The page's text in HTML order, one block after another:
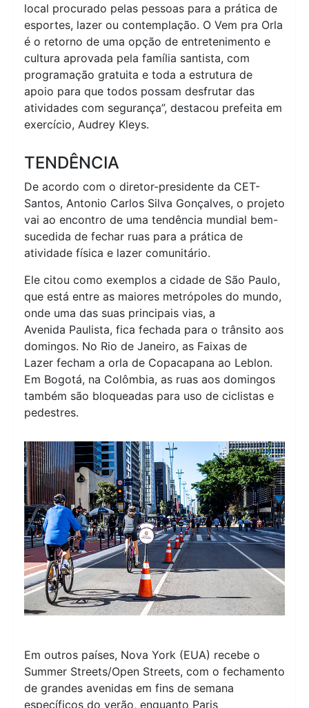
local procurado pelas pessoas para a prática de
esportes, lazer ou contemplação. O Vem pra Orla
é o retorno de uma opção de entretenimento e
cultura aprovada pela família santista, com
programação gratuita e toda a estrutura de
apoio para que todos possam desfrutar das
atividades com segurança”, destacou prefeita em
exercício, Audrey Kleys.
TENDÊNCIA
De acordo com o diretor-presidente da CET-
Santos, Antonio Carlos Silva Gonçalves, o projeto
vai ao encontro de uma tendência mundial bem-
sucedida de fechar ruas para a prática de
atividade física e lazer comunitário.
Ele citou como exemplos a cidade de São Paulo,
que está entre as maiores metrópoles do mundo,
onde uma das suas principais vias, a
Avenida Paulista, fica fechada para o trânsito aos
domingos. No Rio de Janeiro, as Faixas de
Lazer fecham a orla de Copacapana ao Leblon.
Em Bogotá, na Colômbia, as ruas aos domingos
também são bloqueadas para uso de ciclistas e
pedestres.
Em outros países, Nova York (EUA) recebe o
Summer Streets/Open Streets, com o fechamento
de grandes avenidas em fins de semana
específicos do verão, enquanto Paris